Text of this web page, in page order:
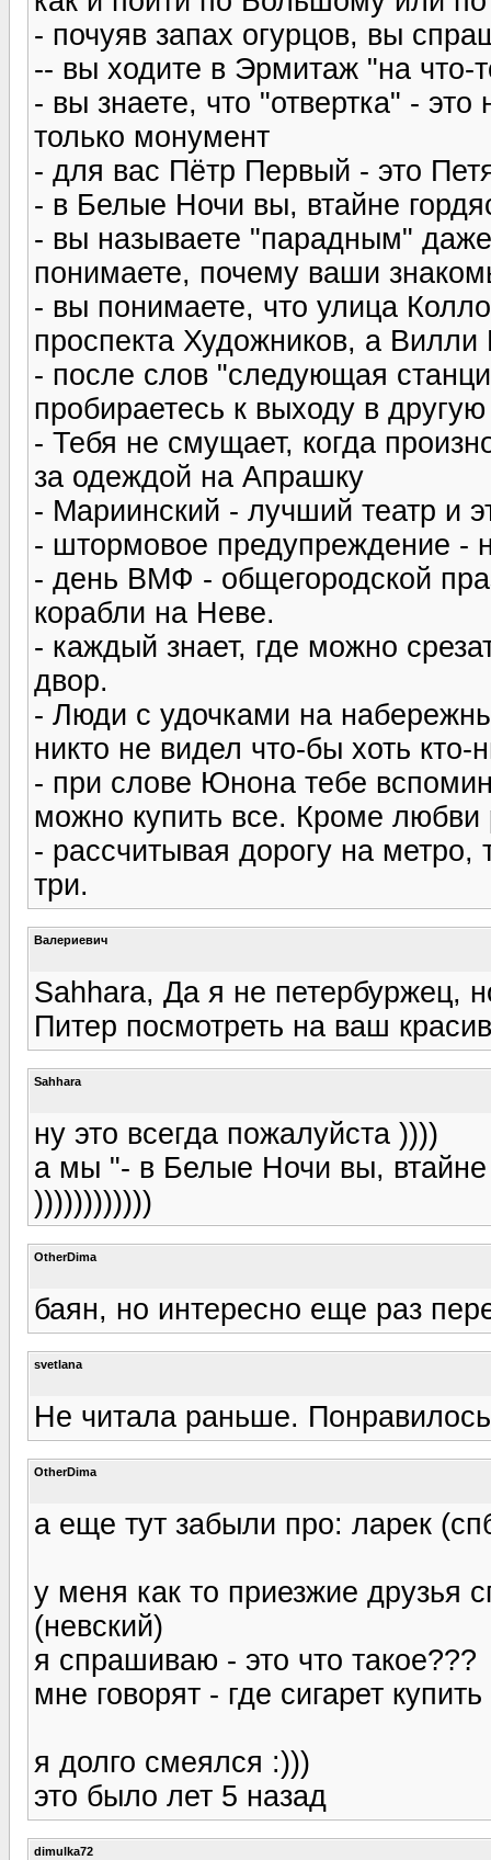
- почуяв запах огурцов, вы
-- вы ходите в Эрмитаж "на что-
- вы знаете, что "отвертка" -
только монумент
- для вас Пётр Первый - это
- в Белые Ночи вы, втайне
- вы называете "парадным"
понимаете, почему ваши
- вы понимаете, что улица
проспекта Художников, а
- после слов "следующая
пробираетесь к выходу в другую
- Тебя не смущает, когда
за одеждой на Апрашку
- Мариинский - лучший театр и
- штормовое предупреждение -
- день ВМФ - общегородской
корабли на Неве.
- каждый знает, где можно
двор.
- Люди с удочками на
никто не видел что-бы хоть
- при слове Юнона тебе
можно купить все. Кроме любви
- рассчитывая дорогу на
три.
Валериевич
Sahhara, Да я не петербуржец,
Питер посмотреть на ваш
Sahhara
ну это всегда пожалуйста ))))
а мы "- в Белые Ночи вы, втайне
))))))))))))
OtherDima
баян, но интересно еще раз
svetlana
Не читала раньше.
OtherDima
а еще тут забыли про: ларек
у меня как то приезжие друзья
(невский)
я спрашиваю - это что такое???
мне говорят - где сигарет
я долго смеялся :)))
это было лет 5 назад
dimulka72